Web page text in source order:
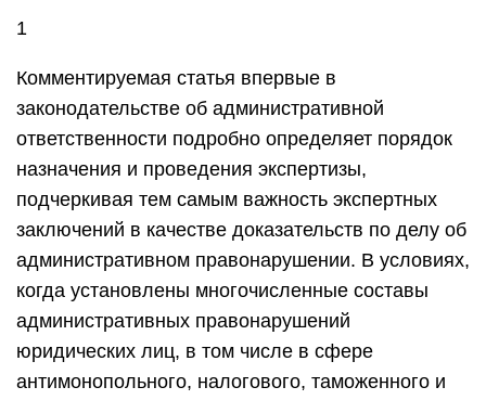
1
Комментируемая статья впервые в
законодательстве об административной
ответственности подробно определяет порядок
назначения и проведения экспертизы,
подчеркивая тем самым важность экспертных
заключений в качестве доказательств по делу об
административном правонарушении. В условиях,
когда установлены многочисленные составы
административных правонарушений
юридических лиц, в том числе в сфере
антимонопольного, налогового, таможенного и